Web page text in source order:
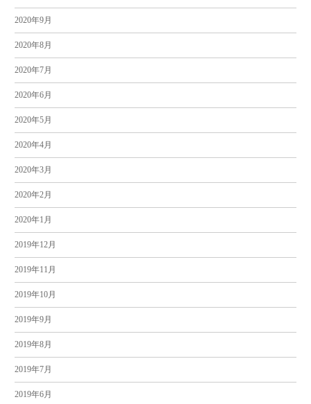
2020年9月
2020年8月
2020年7月
2020年6月
2020年5月
2020年4月
2020年3月
2020年2月
2020年1月
2019年12月
2019年11月
2019年10月
2019年9月
2019年8月
2019年7月
2019年6月